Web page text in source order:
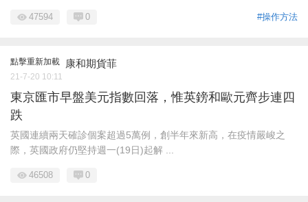
#操作方法
47594 0
點擊重新加載 康和期貨菲
21-7-20 10:11
東京匯市早盤美元指數回落，惟英鎊和歐元齊步連四
跌
英國連續兩天確診個案超過5萬例，創半年來新高，在疫情嚴峻之
際，英國政府仍堅持週一(19日)起解 ...
46508 0